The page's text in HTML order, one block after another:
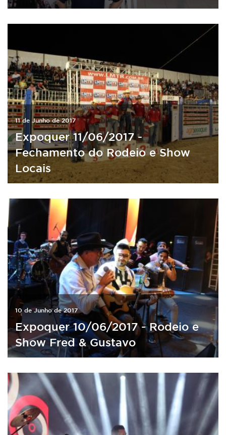
11 de Junho de 2017
Expoquer 11/06/2017 -
Fechamento do Rodeio e Show
Locais
10 de Junho de 2017
Expoquer 10/06/2017 - Rodeio e
Show Fred & Gustavo